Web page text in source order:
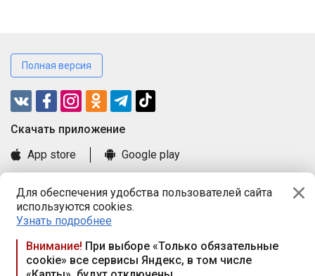
Для обеспечения удобства пользователей сайта
используются cookies.
Узнать подробнее
Внимание! При выборе «Только обязательные
cookie» все сервисы Яндекс, в том числе
Полная версия
Cкачать приложение
App store
Google play
Книга замечаний и предложений
Правила и документы
Praca.by © 2000—2026, ООО «ПРАЦА БАЙ»
Республика Беларусь, 220114, г. Минск, пр-т Независимости
117а, пом. № 9.